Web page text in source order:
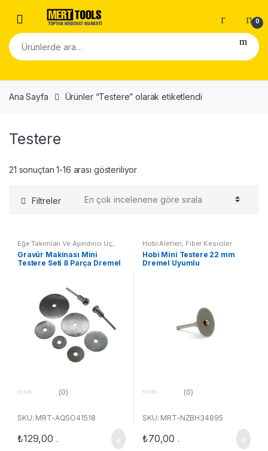
Skip to navigation
Skip to content
0
Ara:
Ana Sayfa Ürünler “Testere” olarak etiketlendi
Testere
21 sonuçtan 1-16 arası gösteriliyor
Filtreler
Eğe Takımları Ve Aşındırıcı Uç,
Elmas Diskler
Gravür Makinası Mini
Testere Seti 8 Parça Dremel
u
t
f
5
(0)
SKU: MRT-AQSO41518
₺129,00 .
Hobi Aletleri, Fiber Kesiciler
Hobi Mini Testere 22 mm
Dremel Uyumlu
u
t
f
5
(0)
SKU: MRT-NZBH34895
₺70,00 .